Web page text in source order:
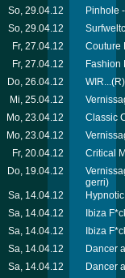
So, 29.04.12
Pinhole
So, 29.04.12
Fr, 27.04.12
Couture
Fr, 27.04.12
Fashion
Do, 26.04.12
Mi, 25.04.12
Mo, 23.04.12
Classic
Mo, 23.04.12
Fr, 20.04.12
Critical
Do, 19.04.12
gerri)
Sa, 14.04.12
Sa, 14.04.12
Ibiza
Sa, 14.04.12
Ibiza
Sa, 14.04.12
Dancer
Sa, 14.04.12
Dancer